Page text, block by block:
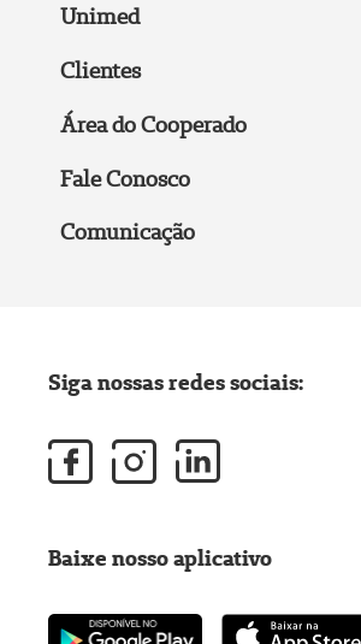
Unimed
Clientes
Área do Cooperado
Fale Conosco
Comunicação
Siga nossas redes sociais:
Baixe nosso aplicativo